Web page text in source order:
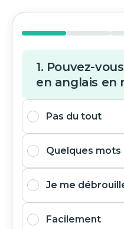
1. Pouvez-
en anglais en
Pas du tout
Quelques mots
Je me
Facilement